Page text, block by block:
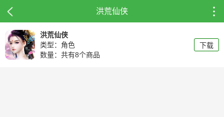
洪荒仙侠
洪荒仙侠
类型：角色
数量：共有8个商品
下载